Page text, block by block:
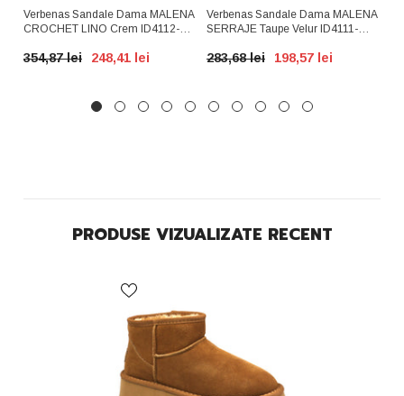
Verbenas Sandale Dama MALENA
CROCHET LINO Crem ID4112-
354,87 lei 248,41 lei
Verbenas Sandale Dama MALENA
SERRAJE Taupe Velur ID4111-
283,68 lei 198,57 lei
PRODUSE VIZUALIZATE RECENT